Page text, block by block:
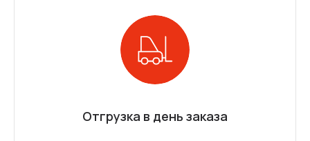
Отгрузка в день заказа